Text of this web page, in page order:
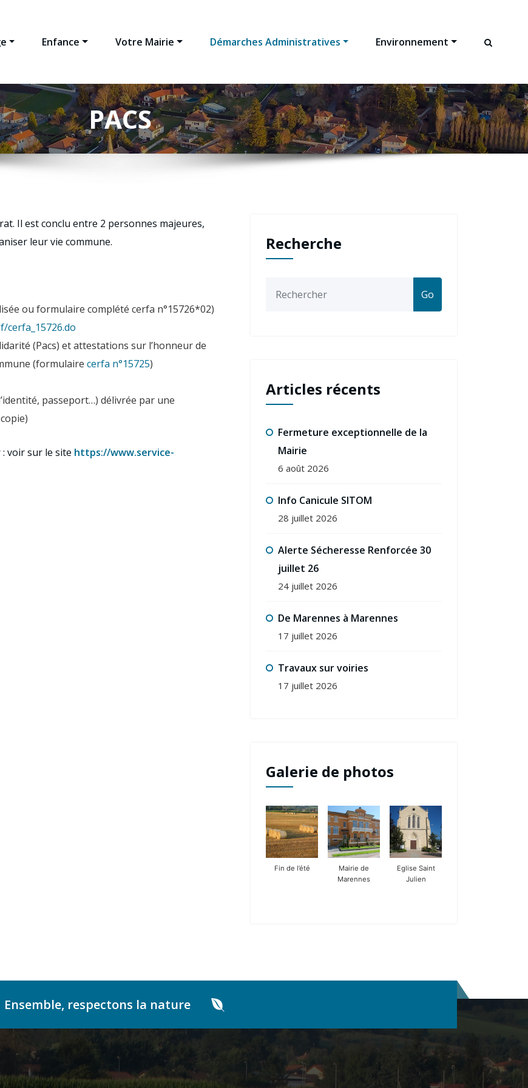
Enfance Votre Mairie Démarches Administratives Environnement
PACS
Il est conclu entre 2 personnes majeures,
leur vie commune.
ou formulaire complété cerfa n°15726*02)
(Pacs) et attestations sur l’honneur de
(formulaire cerfa n°15725)
passeport…) délivrée par une
voir sur le site https://www.service-
Recherche
Go
Articles récents
Fermeture exceptionnelle de la
Mairie
6 août 2026
Info Canicule SITOM
28 juillet 2026
Alerte Sécheresse Renforcée 30
juillet 26
24 juillet 2026
De Marennes à Marennes
17 juillet 2026
Travaux sur voiries
17 juillet 2026
Galerie de photos
Fin de l’été
Mairie de
Marennes
Eglise Saint
Julien
Ensemble, respectons la nature